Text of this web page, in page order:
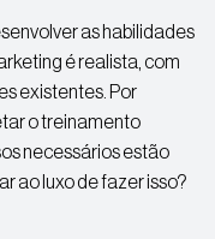
as habilidades
é realista, com
existentes. Por
o treinamento
necessários estão
ao luxo de fazer isso?